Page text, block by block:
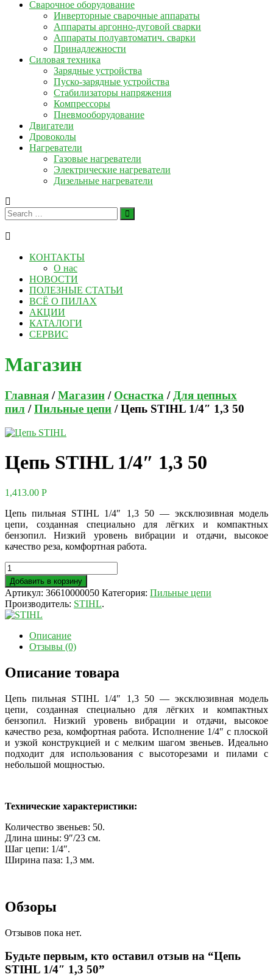
Сварочное оборудование
Инверторные сварочные аппараты
Аппараты аргонно-дуговой сварки
Аппараты полуавтоматич. сварки
Принадлежности
Силовая техника
Зарядные устройства
Пуско-зарядные устройства
Стабилизаторы напряжения
Компрессоры
Пневмооборудование
Двигатели
Дровоколы
Нагреватели
Газовые нагреватели
Электрические нагреватели
Дизельные нагреватели
КОНТАКТЫ
О нас
НОВОСТИ
ПОЛЕЗНЫЕ СТАТЬИ
ВСЁ О ПИЛАХ
АКЦИИ
КАТАЛОГИ
СЕРВИС
Магазин
Главная /Магазин / Оснастка /Для цепных
пил /Пильные цепи / Цепь STIHL 1/4″ 1,3 50
Цепь STIHL 1/4″ 1,3 50
1,413.00 Р
Цепь пильная STIHL 1/4″ 1,3 50 — эксклюзивная модель
цепи, созданная специально для лёгких и компактных
бензопил. Низкий уровень вибрации и отдачи, высокое
качество реза, комфортная работа.
Добавить в корзину
Артикул: 36610000050 Категория: Пильные цепи
Производитель: STIHL.
Описание
Отзывы (0)
Описание товара
Цепь пильная STIHL 1/4″ 1,3 50 — эксклюзивная модель
цепи, созданная специально для лёгких и компактных
бензопил. Низкий уровень вибрации и отдачи, высокое
качество реза, комфортная работа. Исполнение 1/4″ с плоской
и узкой конструкцией и с мелким шагом звеньев. Идеально
подходит для использования с высоторезами и пилами с
небольшой мощностью.
Технические характеристики:
Количество звеньев: 50.
Длина шины: 9″/23 см.
Шаг цепи: 1/4″.
Ширина паза: 1,3 мм.
Обзоры
Отзывов пока нет.
Будьте первым, кто оставил отзыв на “Цепь
STIHL 1/4″ 1,3 50”